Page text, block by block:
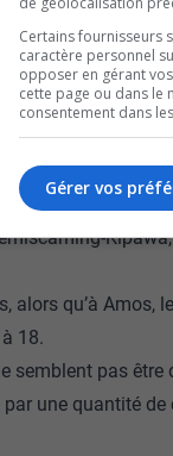
centres de jour
activités
prioritaires;
entre le 2 et 22
qu’à Amos,
18.
semblent pas être
une quantité
Certains fournisseurs
caractère personnel
opposer en gérant
cette page ou dans le
consentement dans
Gérer vos